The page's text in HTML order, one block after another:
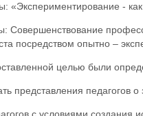
«Экспериментирование - как
Совершенствование
посредством опытно –
целью были
представления педагогов